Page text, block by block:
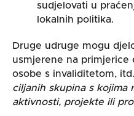
sudjelovati u
lokalnih politika.
Druge udruge mogu
usmjerene na primjerice
osobe s invaliditetom,
ciljanih skupina s kojima
aktivnosti, projekte ili